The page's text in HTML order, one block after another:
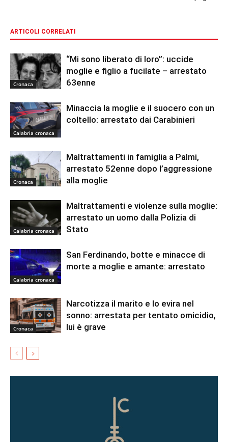
ARTICOLI CORRELATI
Cronaca
“Mi sono liberato di loro”: uccide
moglie e figlio a fucilate – arrestato
63enne
Calabria cronaca
Minaccia la moglie e il suocero con un
coltello: arrestato dai Carabinieri
Cronaca
Maltrattamenti in famiglia a Palmi,
arrestato 52enne dopo l’aggressione
alla moglie
Calabria cronaca
Maltrattamenti e violenze sulla moglie:
arrestato un uomo dalla Polizia di
Stato
Calabria cronaca
San Ferdinando, botte e minacce di
morte a moglie e amante: arrestato
Cronaca
Narcotizza il marito e lo evira nel
sonno: arrestata per tentato omicidio,
lui è grave